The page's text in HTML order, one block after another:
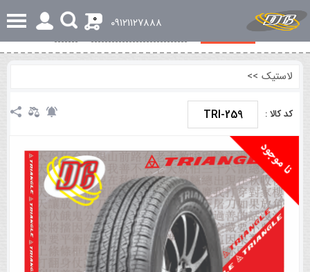
٠٩١٢١١٢٧٨٨٨ 0
مشخصات کلی بررسی تخصصی و اجمالی نظرات
لاستیک >>
کد کالا : TRI-259